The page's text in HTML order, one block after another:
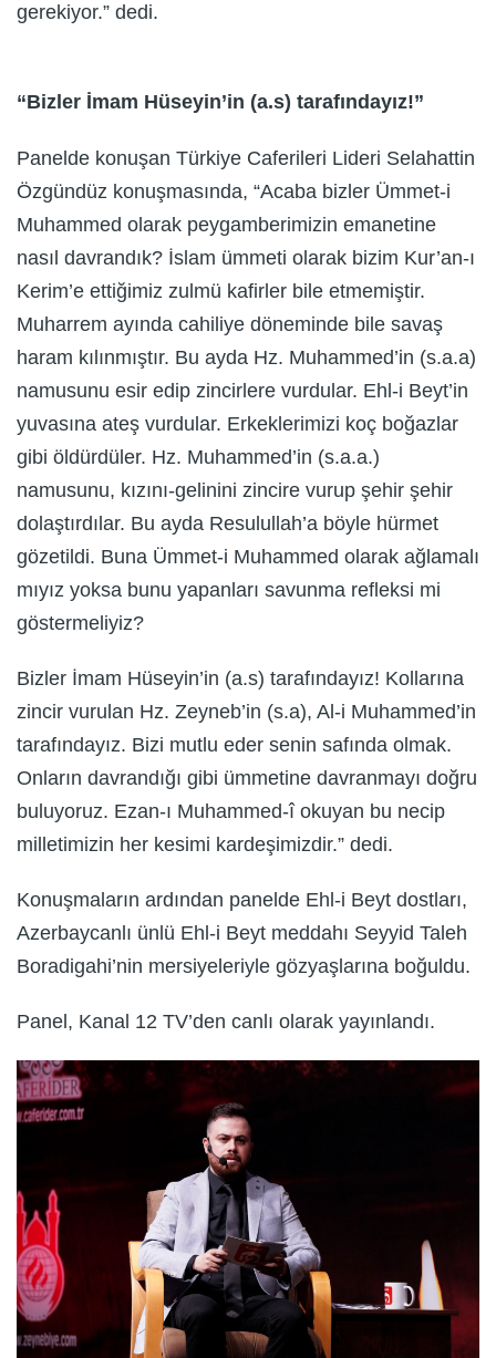
gerekiyor.” dedi.
“Bizler İmam Hüseyin’in (a.s) tarafındayız!”
Panelde konuşan Türkiye Caferileri Lideri Selahattin
Özgündüz konuşmasında, “Acaba bizler Ümmet-i
Muhammed olarak peygamberimizin emanetine
nasıl davrandık? İslam ümmeti olarak bizim Kur’an-ı
Kerim’e ettiğimiz zulmü kafirler bile etmemiştir.
Muharrem ayında cahiliye döneminde bile savaş
haram kılınmıştır. Bu ayda Hz. Muhammed’in (s.a.a)
namusunu esir edip zincirlere vurdular. Ehl-i Beyt’in
yuvasına ateş vurdular. Erkeklerimizi koç boğazlar
gibi öldürdüler. Hz. Muhammed’in (s.a.a.)
namusunu, kızını-gelinini zincire vurup şehir şehir
dolaştırdılar. Bu ayda Resulullah’a böyle hürmet
gözetildi. Buna Ümmet-i Muhammed olarak ağlamalı
mıyız yoksa bunu yapanları savunma refleksi mi
göstermeliyiz?
Bizler İmam Hüseyin’in (a.s) tarafındayız! Kollarına
zincir vurulan Hz. Zeyneb’in (s.a), Al-i Muhammed’in
tarafındayız. Bizi mutlu eder senin safında olmak.
Onların davrandığı gibi ümmetine davranmayı doğru
buluyoruz. Ezan-ı Muhammed-î okuyan bu necip
milletimizin her kesimi kardeşimizdir.” dedi.
Konuşmaların ardından panelde Ehl-i Beyt dostları,
Azerbaycanlı ünlü Ehl-i Beyt meddahı Seyyid Taleh
Boradigahi’nin mersiyeleriyle gözyaşlarına boğuldu.
Panel, Kanal 12 TV’den canlı olarak yayınlandı.